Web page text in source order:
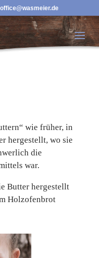
office@wasmeier.de
wie früher, in
hergestellt, wo sie
die
war.
Butter hergestellt
Holzofenbrot